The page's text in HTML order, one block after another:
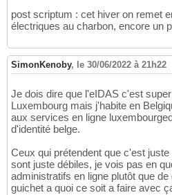
post scriptum : cet hiver on remet
électriques au charbon, encore un
SimonKenoby, le 30/06/2022 à 21h22
Je dois dire que l'eIDAS c'est
Luxembourg mais j'habite en
aux services en ligne
d'identité belge.
Ceux qui prétendent que c'est
sont juste débiles, je vois pas en
administratifs en ligne plutôt que
guichet a quoi ce soit a faire avec